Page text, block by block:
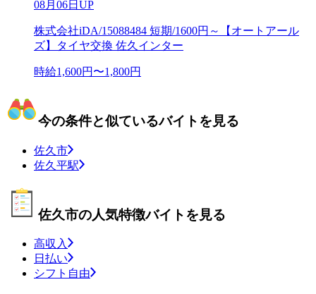
08月06日UP
株式会社iDA/15088484 短期/1600円～【オートアール
ズ】タイヤ交換 佐久インター
時給1,600円〜1,800円
今の条件と似ているバイトを見る
佐久市
佐久平駅
佐久市の人気特徴バイトを見る
高収入
日払い
シフト自由